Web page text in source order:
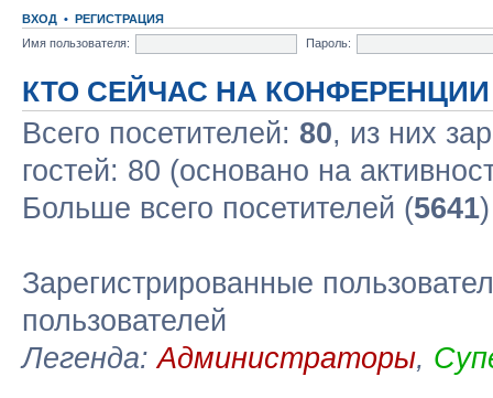
ВХОД • РЕГИСТРАЦИЯ
Имя пользователя:
Пароль:
КТО СЕЙЧАС НА КОНФЕРЕНЦИИ
Всего посетителей: 80, из них
гостей: 80 (основано на
Больше всего посетителей (5641
Зарегистрированные
пользователей
Легенда:Администраторы,